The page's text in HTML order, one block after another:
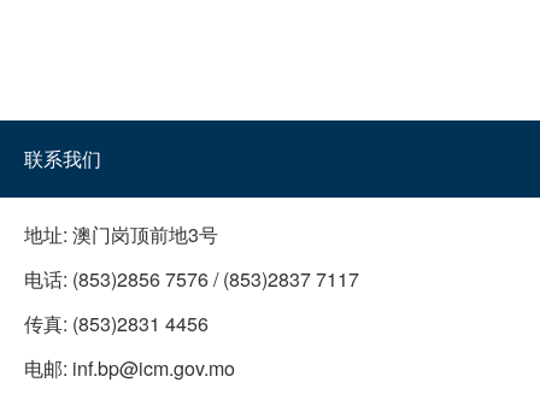
联系我们
地址: 澳门岗顶前地3号
电话: (853)2856 7576 / (853)2837 7117
传真: (853)2831 4456
电邮: inf.bp@icm.gov.mo